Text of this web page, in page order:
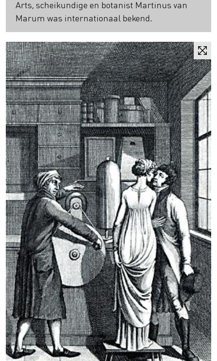
Arts, scheikundige en botanist Martinus van
Marum was internationaal bekend.